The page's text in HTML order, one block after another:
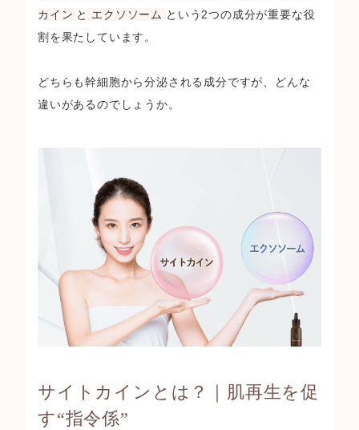
カイン と エクソソーム という2つの成分が重要な役
割を果たしています。
どちらも幹細胞から分泌される成分ですが、どんな
違いがあるのでしょうか。
サイトカインとは？｜肌再生を促
す“指令係”